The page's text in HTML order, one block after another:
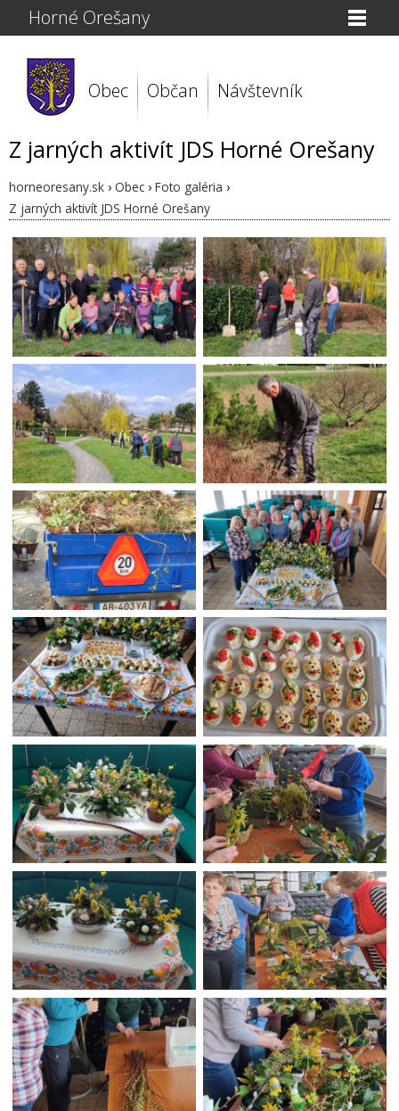
Horné Orešany
Obec Občan Návštevník
Z jarných aktivít JDS Horné Orešany
horneoresany.sk › Obec › Foto galéria ›
Z jarných aktivít JDS Horné Orešany